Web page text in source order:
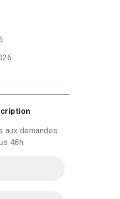
aux demandes
48h.